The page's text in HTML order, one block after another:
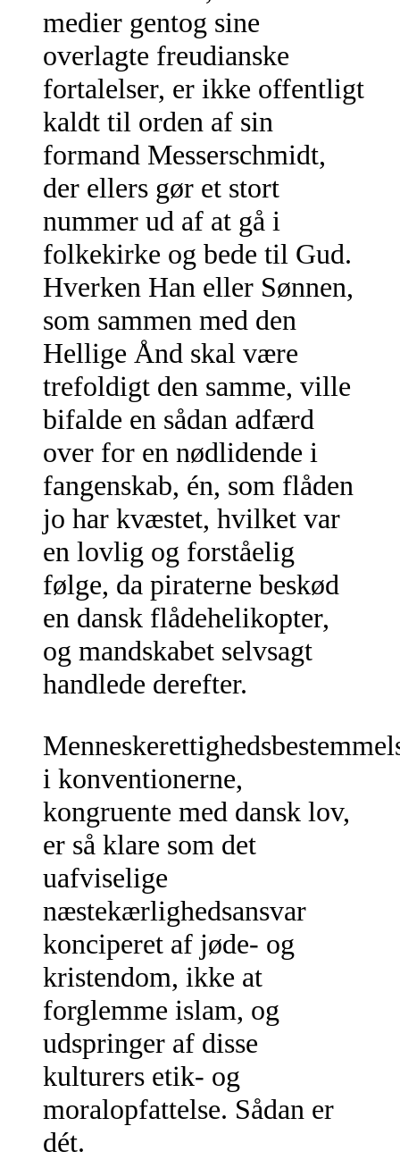
medier gentog sine
overlagte freudianske
fortalelser, er ikke offentligt
kaldt til orden af sin
formand Messerschmidt,
der ellers gør et stort
nummer ud af at gå i
folkekirke og bede til Gud.
Hverken Han eller Sønnen,
som sammen med den
Hellige Ånd skal være
trefoldigt den samme, ville
bifalde en sådan adfærd
over for en nødlidende i
fangenskab, én, som flåden
jo har kvæstet, hvilket var
en lovlig og forståelig
følge, da piraterne beskød
en dansk flådehelikopter,
og mandskabet selvsagt
handlede derefter.
i konventionerne,
kongruente med dansk lov,
er så klare som det
uafviselige
næstekærlighedsansvar
konciperet af jøde- og
kristendom, ikke at
forglemme islam, og
udspringer af disse
kulturers etik- og
moralopfattelse. Sådan er
dét.